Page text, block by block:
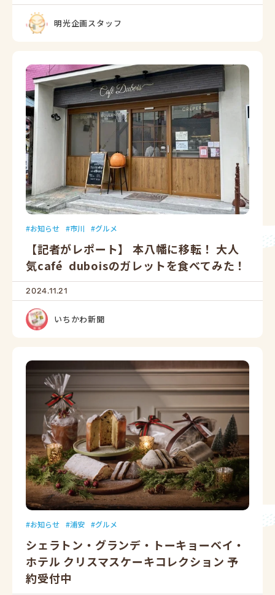
明光企画スタッフ
お知らせ 市川 グルメ
【記者がレポート】 本八幡に移転！ 大人
気café duboisのガレットを食べてみた！
2024.11.21
いちかわ新聞
お知らせ 浦安 グルメ
シェラトン・グランデ・トーキョーベイ・
ホテル クリスマスケーキコレクション 予
約受付中